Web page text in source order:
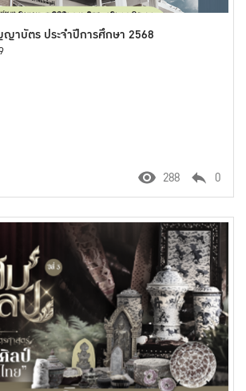
าบัตร ประจำปีการศึกษา 2568
288 0